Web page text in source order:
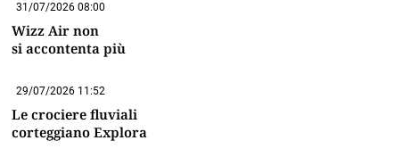
31/07/2026 08:00
Wizz Air non
si accontenta più
29/07/2026 11:52
Le crociere fluviali
corteggiano Explora